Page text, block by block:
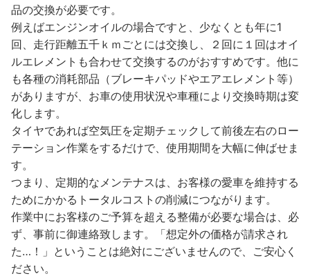
品の交換が必要です。
例えばエンジンオイルの場合ですと、少なくとも年に1
回、走行距離五千ｋｍごとには交換し、２回に１回はオイ
ルエレメントも合わせて交換するのがおすすめです。他に
も各種の消耗部品（ブレーキパッドやエアエレメント等）
がありますが、お車の使用状況や車種により交換時期は変
化します。
タイヤであれば空気圧を定期チェックして前後左右のロー
テーション作業をするだけで、使用期間を大幅に伸ばせま
す。
つまり、定期的なメンテナスは、お客様の愛車を維持する
ためにかかるトータルコストの削減につながります。
作業中にお客様のご予算を超える整備が必要な場合は、必
ず、事前に御連絡致します。「想定外の価格が請求され
た…！」ということは絶対にございませんので、ご安心く
ださい。